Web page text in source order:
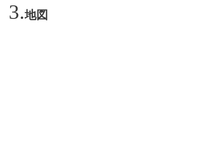
地図